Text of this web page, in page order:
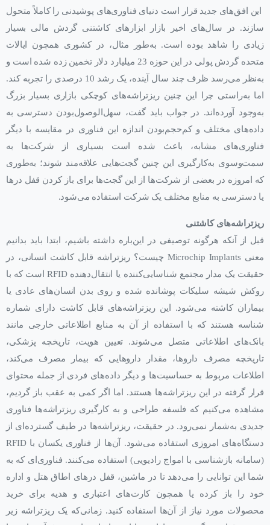
این افق‌های جدید قرار است دنیای فناوری‌های پوشیدنی را کاملاً متحول
سازند. در سال‌های اخیر بازار ابزارهای کاشتنی گردش مالی بسیار
زیادی را شاهد بوده است. به‌طور مثال، در کشوری همچون ایالات
متحده گردش پولی در این حوزه 23 میلیارد دلار تخمین زده شده است و
به‌نظر می‌رسد ظرف چند سال آینده، یک رشد 10 درصدی را تجربه کند.
اما به‌راستی چرا این چنین ریزتراشه‌های کوچکی بازاری بسیار بزرگ
به‌وجود آورده‌اند. در جواب باید گفت، سهل‌الوصول‌بودن دسترسی به
داده‌های مختلف و کم‌حجم‌بودن اندازه این فناوری در مقایسه با دیگر
فناوری‌های مشابه، باعث شده است بسیاری از شرکت‌ها به
سمت‌وسوی به‌کارگیری این چنین گجت‌هایی علاقه‌مند شوند؛ به‌طوری
که امروزه در بعضی از شرکت‌ها از این گجت‌ها برای باز کردن قفل درها
یا دسترسی به منابع مختلف یک شرکت استفاده می‌شود.
ریزتراشه‌های کاشتنی
قبل از آنکه هرگونه توصیفی در این‌باره داشته باشیم، ابتدا باید بدانیم
معنی Microchip Implants چیست؟ ریزتراشه قابل کاشت انسانی، در
حقیقت یک مدار مجتمع شناسایی‌کننده یا انتقال‌دهنده RFID است که با
روکش شیشه سلیکات پوشانده شده و روی بدن انسان‌های عادی یا
بیماران کاشته می‌شود. این ریزتراشه‌های قابل کاشت دارای شماره
شناسه هستند که با استفاده از آن به منابع اطلاعاتی خارجی مانند
بانک‌های اطلاعاتی متصل می‌شوند. تعیین هویت، تاریخچه پزشکی،
تاریخچه مصرف داروها، مقدار داروهایی که بیمار مصرف می‌کند،
اطلاعات مربوط به حساسیت‌ها و دیگر داده‌های فردی از جمله محتوای
قرار گرفته در این ریزتراشه‌ها هستند. اما اگر کمی به عقب باز گردیم،
مشاهده می‌کنیم که فلسفه طراحی و به کارگیری ریزتراشه‌ها فناوری
جدیدی به‌شمار نمی‌رود. در حقیقت، ریزتراشه‌ها در طیف گسترده‌ای از
دستگاه‌های امروزی استفاده می‌شود. آن‌ها از فناوری یکسان با RFID
(سامانه بازشناسی با امواج رادیویی) استفاده می‌کنند. فناوری‌ای که به
شما این توانایی را می‌دهد تا در ماشین، قفل در‌های اطاق هتل و اداره
خود را باز کرده یا همچون کارت‌های اعتباری و هدیه برای خرید
محصولات مورد نیاز از آن‌ها استفاده کنید. زمانی‌که یک ریزتراشه زیر